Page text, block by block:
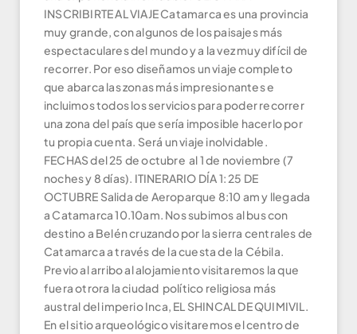
INSCRIBIRTE AL VIAJE Catamarca es una provincia
muy grande, con algunos de los paisajes más
espectaculares del mundo y a la vez muy difícil de
recorrer. Por eso diseñamos un viaje completo
que abarca las zonas más impresionantes e
incluimos todos los servicios para poder recorrer
una zona del país que sería imposible hacerlo por
tu propia cuenta. Será un viaje inolvidable.
FECHAS del 25 de octubre al 1 de noviembre (7
noches y 8 días). ITINERARIO DÍA 1: 25 DE
OCTUBRE Salida de Aeroparque 8:10 am y llegada
a Catamarca 10.10am. Nos subimos al bus con
destino a Belén cruzando por la sierra centrales de
Catamarca a través de la cuesta de la Cébila.
Previo al arribo al alojamiento visitaremos la que
fuera otrora la ciudad político religiosa más
austral del imperio Inca, EL SHINCAL DE QUIMIVIL.
En el sitio arqueológico visitaremos el centro de